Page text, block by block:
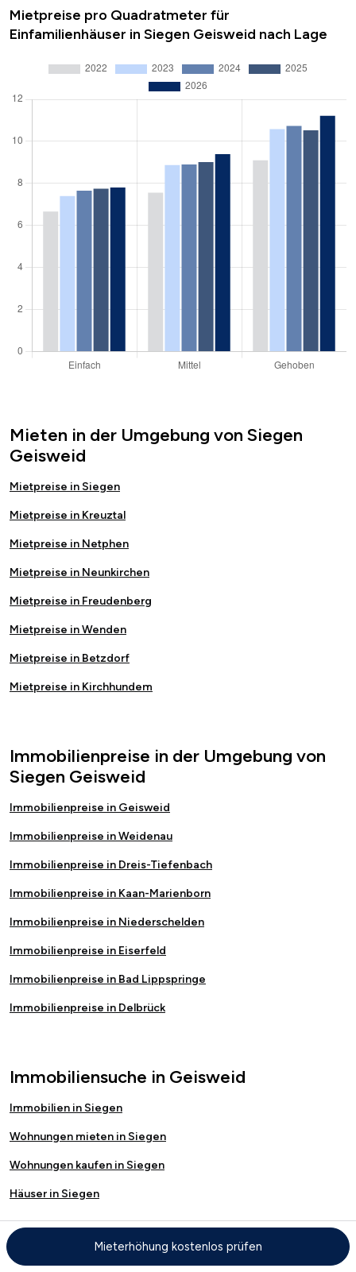
Mietpreise pro Quadratmeter für
Einfamilienhäuser in Siegen Geisweid nach Lage
Mieten in der Umgebung von Siegen
Geisweid
Mietpreise in Siegen
Mietpreise in Kreuztal
Mietpreise in Netphen
Mietpreise in Neunkirchen
Mietpreise in Freudenberg
Mietpreise in Wenden
Mietpreise in Betzdorf
Mietpreise in Kirchhundem
Immobilienpreise in der Umgebung von
Siegen Geisweid
Immobilienpreise in Geisweid
Immobilienpreise in Weidenau
Immobilienpreise in Dreis-Tiefenbach
Immobilienpreise in Kaan-Marienborn
Immobilienpreise in Niederschelden
Immobilienpreise in Eiserfeld
Immobilienpreise in Bad Lippspringe
Immobilienpreise in Delbrück
Immobiliensuche in Geisweid
Immobilien in Siegen
Wohnungen mieten in Siegen
Wohnungen kaufen in Siegen
Häuser in Siegen
Kostenloser Immobilienwertrechner
Mieterhöhung kostenlos prüfen